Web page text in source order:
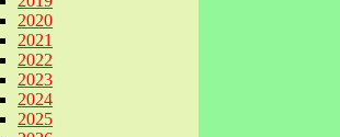
2020
2021
2022
2023
2024
2025